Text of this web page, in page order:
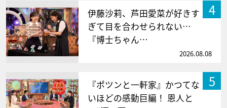
4
伊藤沙莉、芦田愛菜が好きす
ぎて目を合わせられない…
『博士ちゃん…
2026.08.08
5
『ポツンと一軒家』かつてな
いほどの感動巨編！ 恩人と